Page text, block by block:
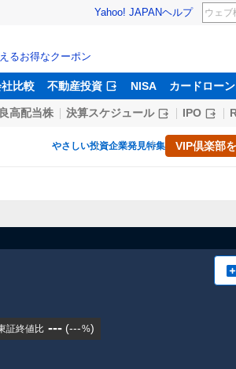
Yahoo! JAPANヘルプ
るお得なクーポン
比較 不動産投資 NISA カードロー
高配当株 決算スケジュール IPO
やさしい投資企業発見特集 VIP倶楽部
証終値比 --- (---%)